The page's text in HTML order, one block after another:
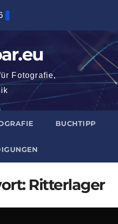
Fotografie,
BUCHTIPP
Ritterlager